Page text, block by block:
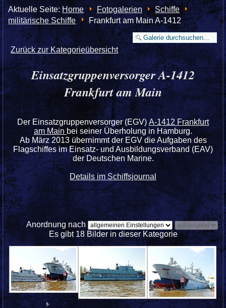
Aktuelle Seite:Home Fotogalerien
Schiffe
militärische Schiffe
Frankfurt am Main A-1412
Zurück zur Kategorieübersicht
Einsatzgruppenversorger A-1412
Frankfurt am Main
Der Einsatzgruppenversorger (EGV) A-1412 Frankfurt
am Mainbei seiner Überholung in Hamburg.
Ab März 2013 übernimmt der EGV die Aufgaben des
Flagschiffes im Einsatz- und Ausbildungsverband (EAV)
der Deutschen Marine.
Details im Schiffsjournal
Anordnung nach
Es gibt 18 Bilder in dieser Kategorie